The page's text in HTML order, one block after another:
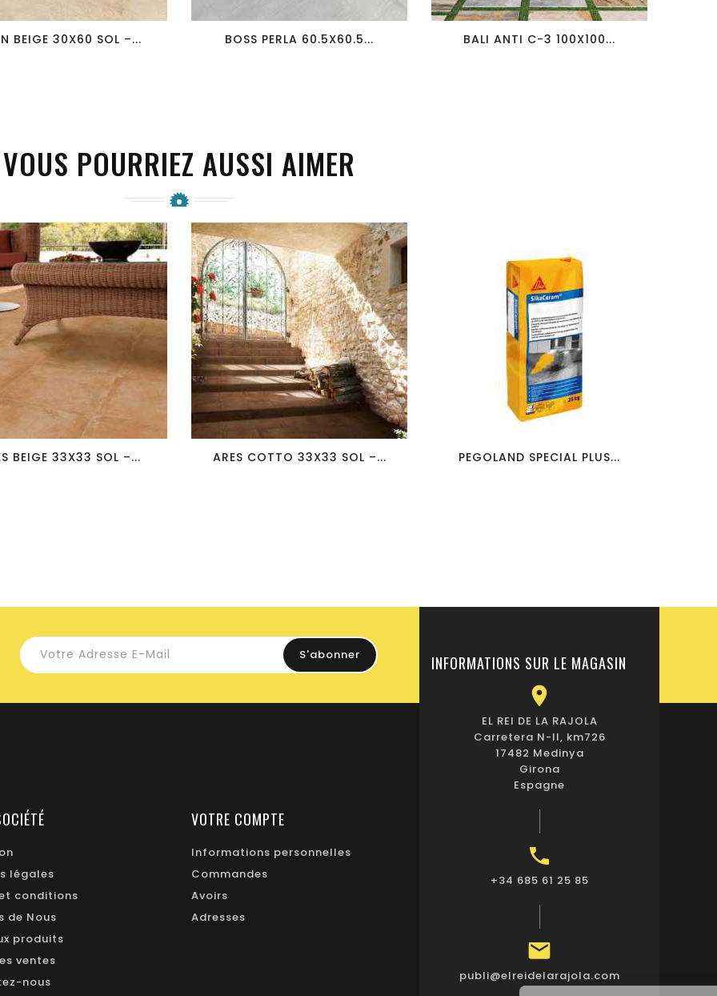
BEIGE 30X60 SOL –... BOSS PERLA 60.5X60.5... BALI ANTI C-3 100X100...
VOUS POURRIEZ AUSSI AIMER
BEIGE 33X33 SOL –...
favorite_border visibility
ARES COTTO 33X33 SOL –...
favorite_border visibility
PEGOLAND SPECIAL PLUS...
légales
conditions
de Nous
produits
ventes
nous
VOTRE COMPTE
Informations personnelles
Commandes
Avoirs
Adresses
INFORMATIONS SUR LE MAGASIN

EL REI DE LA RAJOLA
Carretera N-II, km726
17482 Medinya
Girona
Espagne

+34 685 61 25 85

publi@elreidelarajola.com